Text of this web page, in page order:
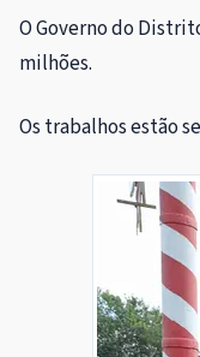
O Governo do
milhões.
Os trabalhos estão